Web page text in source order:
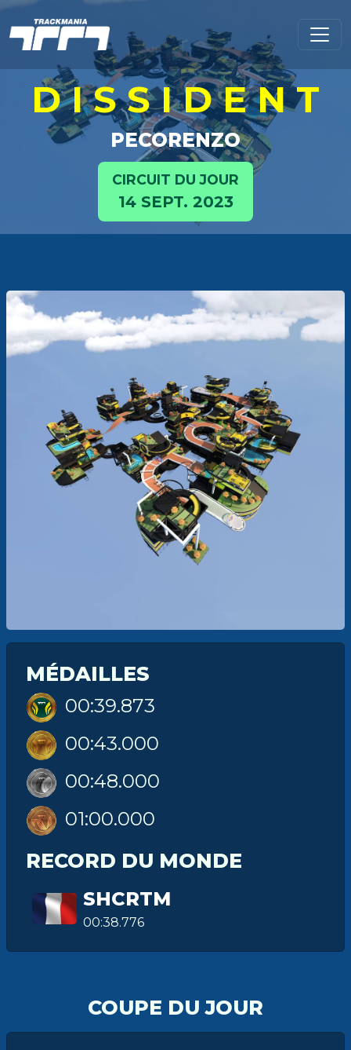
D I S S I D E N T
PECORENZO
CIRCUIT DU JOUR
14 SEPT. 2023
MÉDAILLES
00:39.873
00:43.000
00:48.000
01:00.000
RECORD DU MONDE
SHCRTM
00:38.776
COUPE DU JOUR